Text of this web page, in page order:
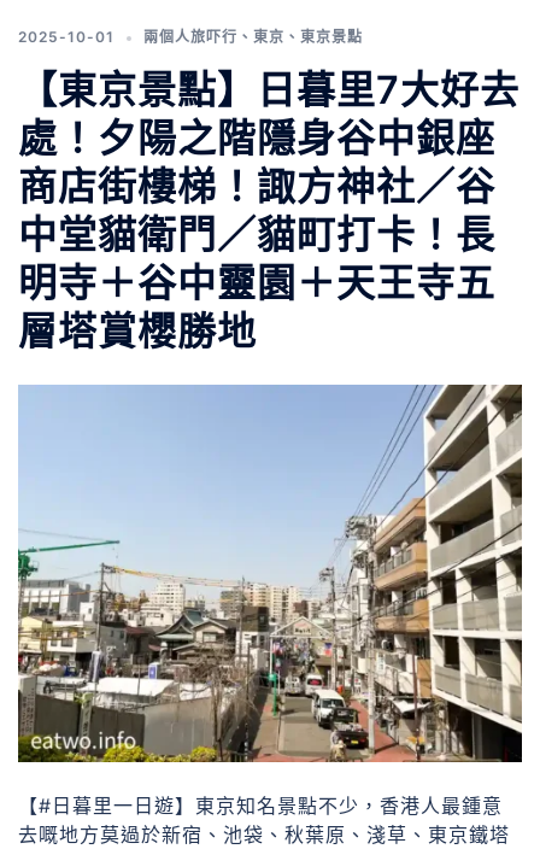
2025-10-01 兩個人旅吓行 、 東京 、 東京景點
【東京景點】日暮里7大好去
處！夕陽之階隱身谷中銀座
商店街樓梯！諏方神社／谷
中堂貓衛門／貓町打卡！長
明寺＋谷中靈園＋天王寺五
層塔賞櫻勝地
【#日暮里一日遊】東京知名景點不少，香港人最鍾意
去嘅地方莫過於新宿、池袋、秋葉原、淺草、東京鐵塔